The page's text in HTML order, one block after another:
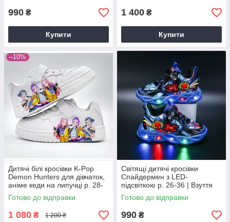
990 ₴
Купити
1 400 ₴
Купити
–10%
Дитячі білі кросівки K-Pop
Demon Hunters для дівчаток,
аніме кеди на липучці р. 28-
33, взуття Кейпоп Мисливці
на демонів
Готово до відправки
1 080 ₴ 1 200 ₴
Світящі дитячі кросівки
Спайдермен з LED-
підсвіткою р. 26-36 | Взуття
Людина-Павук для хлопчиків і
дівчаток
Готово до відправки
990 ₴